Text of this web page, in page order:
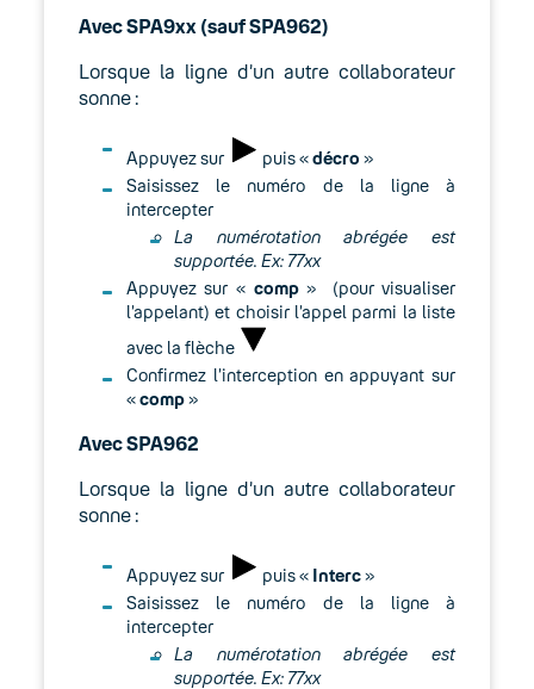
Avec SPA9xx (sauf SPA962)
Lorsque la ligne d’un autre collaborateur
sonne :
Appuyez sur puis «décro »
Saisissez le numéro de la ligne à
intercepter
La numérotation abrégée est
supportée. Ex: 77xx
Appuyez sur « comp» (pour visualiser
l’appelant) et choisir l’appel parmi la liste
avec la flèche
Confirmez l’interception en appuyant sur
«comp»
Avec SPA962
Lorsque la ligne d’un autre collaborateur
sonne :
Appuyez sur puis « Interc»
Saisissez le numéro de la ligne à
intercepter
La numérotation abrégée est
supportée. Ex: 77xx